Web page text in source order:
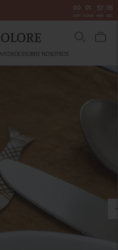
00
DAY
: 01
HOUR
: 57
MIN
: 05
SEC
SOBRE NOSOTROS